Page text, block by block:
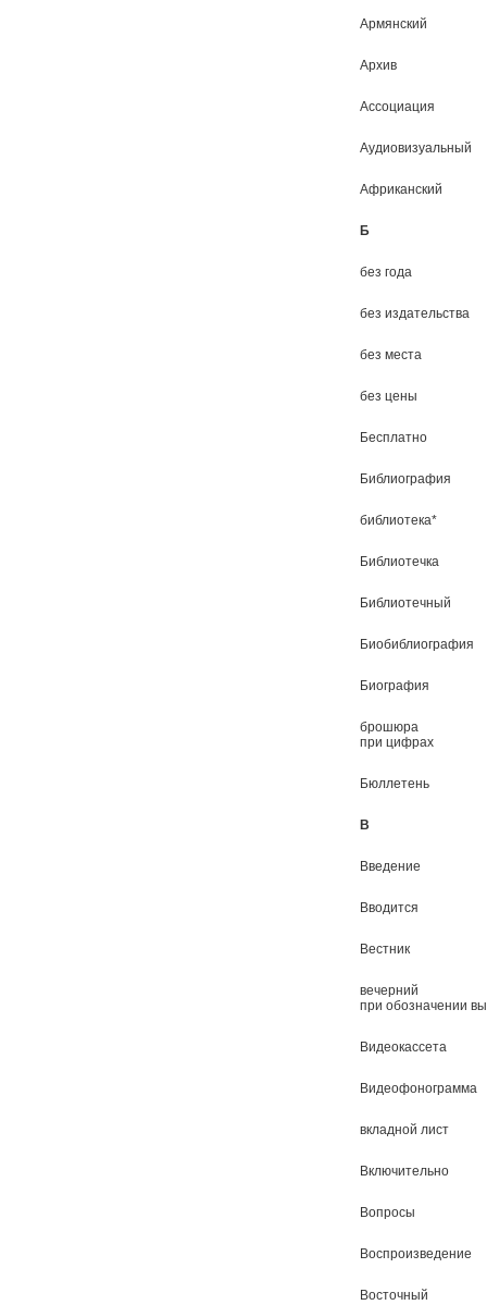
Армянский
Архив
Ассоциация
Аудиовизуальный
Африканский
Б
без года
без издательства
без места
без цены
Бесплатно
Библиография
библиотека*
Библиотечка
Библиотечный
Биобиблиография
Биография
брошюра
при цифрах
Бюллетень
В
Введение
Вводится
Вестник
вечерний
при обозначении
Видеокассета
Видеофонограмма
вкладной лист
Включительно
Вопросы
Воспроизведение
Восточный